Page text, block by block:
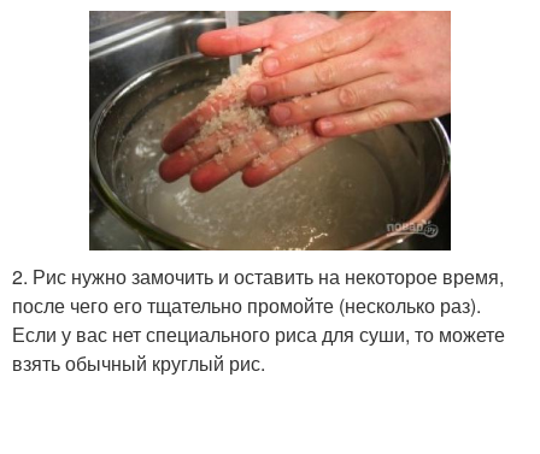
2. Рис нужно замочить и оставить на некоторое время,
после чего его тщательно промойте (несколько раз).
Если у вас нет специального риса для суши, то можете
взять обычный круглый рис.